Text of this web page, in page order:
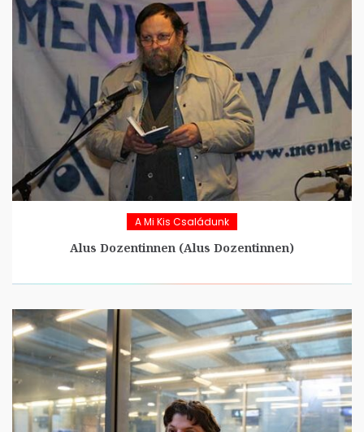
A Mi Kis Családunk
Alus Dozentinnen (Alus Dozentinnen)